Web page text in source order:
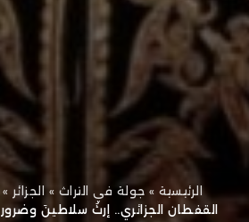
الرئيسية» جولة في التراث » الجزائر »
القفطان الجزائري.. إرثُ سلاطينَ